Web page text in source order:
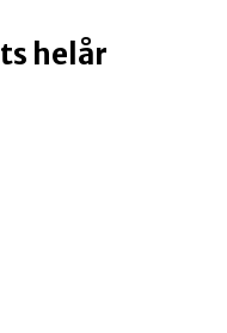
helår